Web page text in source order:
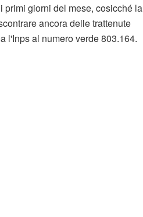
primi giorni del mese, cosicché la
ancora delle trattenute
l'Inps al numero verde 803.164.